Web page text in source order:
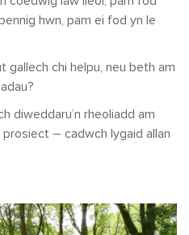
hwn, pam ei fod yn le
chi helpu, neu beth am
diweddaru’n rheoliadd am
– cadwch lygaid allan